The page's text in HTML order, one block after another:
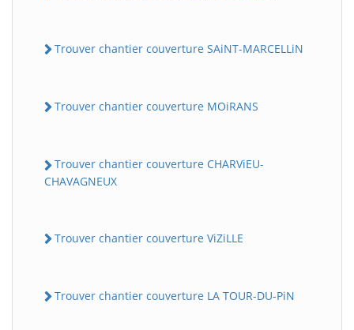
Trouver chantier couverture SAiNT-MARCELLiN
Trouver chantier couverture MOiRANS
Trouver chantier couverture CHARViEU-
CHAVAGNEUX
Trouver chantier couverture ViZiLLE
Trouver chantier couverture LA TOUR-DU-PiN